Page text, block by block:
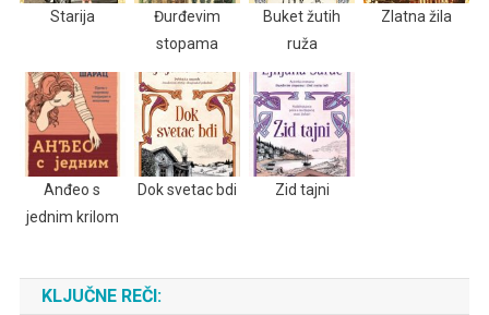
Starija
Đurđevim
stopama
Buket žutih
ruža
Zlatna žila
Anđeo s
jednim krilom
Dok svetac bdi Zid tajni
KLJUČNE REČI: